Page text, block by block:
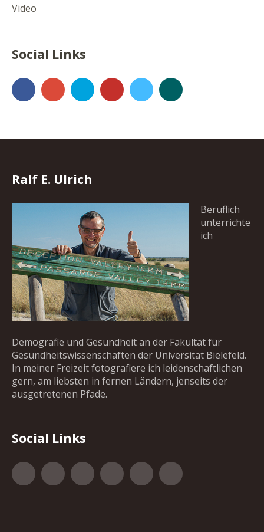
Video
Social Links
FacebookGoogle+500px YouTubeVimeo
Ralf E. Ulrich
Beruflich
unterrichte
ich
Demografie und Gesundheit an der Fakultät für
Gesundheitswissenschaften der Universität Bielefeld.
In meiner Freizeit fotografiere ich leidenschaftlichen
gern, am liebsten in fernen Ländern, jenseits der
ausgetretenen Pfade.
Social Links
FacebookGoogle+500px YouTubeVimeo